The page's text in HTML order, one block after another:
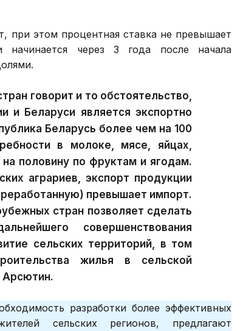
при этом процентная ставка не превышает
начинается через 3 года после начала
говорит и то обстоятельство,
и Беларуси является экспортно
Беларусь более чем на 100
в молоке, мясе, яйцах,
половину по фруктам и ягодам.
аграриев, экспорт продукции
превышает импорт.
стран позволяет сделать
совершенствования
сельских территорий, в том
жилья в сельской
Арсютин.
разработки более эффективных
сельских регионов, предлагают